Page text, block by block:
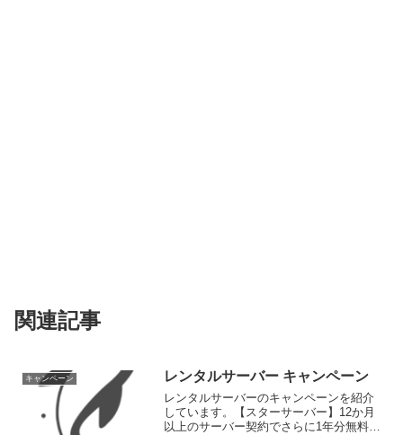
関連記事
キャンペーン レンタルサーバー キャンペーン
レンタルサーバーのキャンペーンを紹介
しています。【スターサーバー】12か月
以上のサーバー契約でさらに1年分無料！